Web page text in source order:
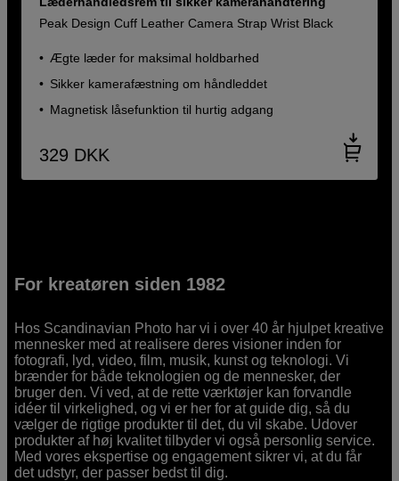
Peak Design Cuff Leather Camera Strap Wrist Black
Ægte læder for maksimal holdbarhed
Sikker kamerafæstning om håndleddet
Magnetisk låsefunktion til hurtig adgang
329 DKK
For kreatøren siden 1982
Hos Scandinavian Photo har vi i over 40 år hjulpet kreative
mennesker med at realisere deres visioner inden for
fotografi, lyd, video, film, musik, kunst og teknologi. Vi
brænder for både teknologien og de mennesker, der
bruger den. Vi ved, at de rette værktøjer kan forvandle
idéer til virkelighed, og vi er her for at guide dig, så du
vælger de rigtige produkter til det, du vil skabe. Udover
produkter af høj kvalitet tilbyder vi også personlig service.
Med vores ekspertise og engagement sikrer vi, at du får
det udstyr, der passer bedst til dig.